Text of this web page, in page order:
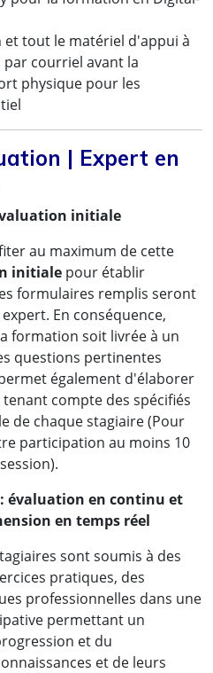
tout le matériel d'appui à
courriel avant la
physique pour les
| Expert en
initiale
au maximum de cette
initiale pour établir
formulaires remplis seront
En conséquence,
formation soit livrée à un
questions pertinentes
également d'élaborer
compte des spécifiés
de chaque stagiaire (Pour
participation au moins 10
évaluation en continu et
en temps réel
sont soumis à des
pratiques, des
professionnelles dans une
permettant un
et du
et de leurs
obtenus
: